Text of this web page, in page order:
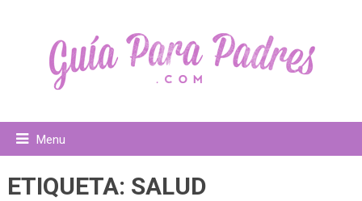
Menu
ETIQUETA: SALUD